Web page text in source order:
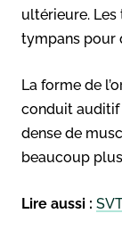
ultérieure. Les
tympans pour
La forme de
conduit auditif
dense de
beaucoup
Lire aussi :